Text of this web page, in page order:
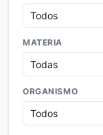
MATERIA
ORGANISMO